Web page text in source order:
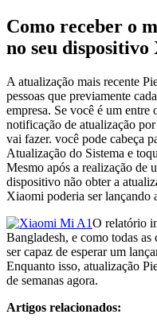
Como receber o
no seu
A atualização mais recente
pessoas que previamente
empresa. Se você é um entre
notificação de atualização
vai fazer. você pode cabeça
Atualização do Sistema e
Mesmo após a realização de
dispositivo não obter a
Xiaomi poderia ser lançando
O relatório
Bangladesh, e como todas
ser capaz de esperar um
Enquanto isso, atualização
de semanas agora.
Artigos relacionados: